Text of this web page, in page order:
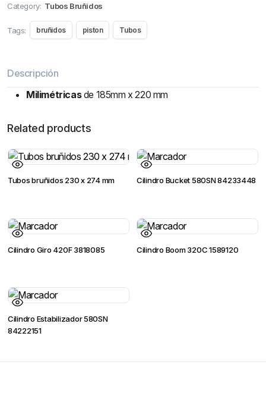
Category: Tubos Bruñidos
Tags: bruñidos piston Tubos
Descripción
Milimétricasde 185mm x 220 mm
Related products
Tubos bruñidos 230 x 274 mm Cilindro Bucket 580SN 84233448
Cilindro Giro 420F 3818085 Cilindro Boom 320C 1589120
Cilindro Estabilizador 580SN
84222151